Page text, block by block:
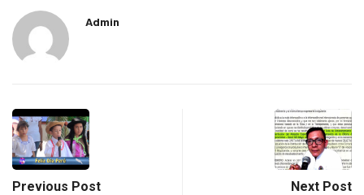
Admin
Previous Post Next Post